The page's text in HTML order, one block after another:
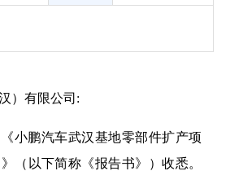
）有限公司:
小鹏汽车武汉基地零部件扩产项
（以下简称《报告书》）收悉。